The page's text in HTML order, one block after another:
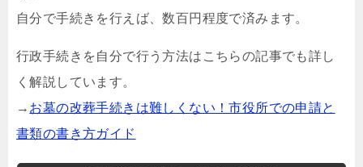
自分で手続きを行えば、数百円程度で済みます。
行政手続きを自分で行う方法はこちらの記事でも詳し
く解説しています。
→ お墓の改葬手続きは難しくない！市役所での申請と
書類の書き方ガイド